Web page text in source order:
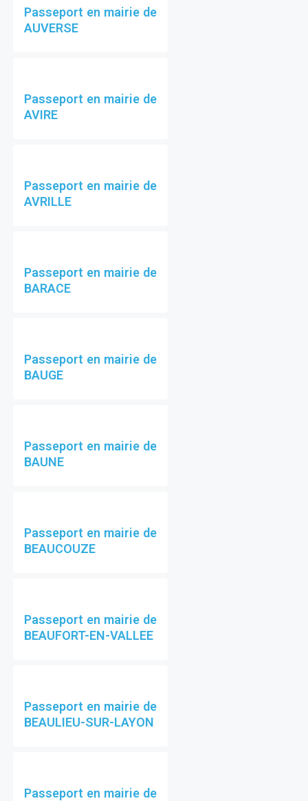
Passeport en mairie de
AUVERSE
Passeport en mairie de
AVIRE
Passeport en mairie de
AVRILLE
Passeport en mairie de
BARACE
Passeport en mairie de
BAUGE
Passeport en mairie de
BAUNE
Passeport en mairie de
BEAUCOUZE
Passeport en mairie de
BEAUFORT-EN-VALLEE
Passeport en mairie de
BEAULIEU-SUR-LAYON
Passeport en mairie de